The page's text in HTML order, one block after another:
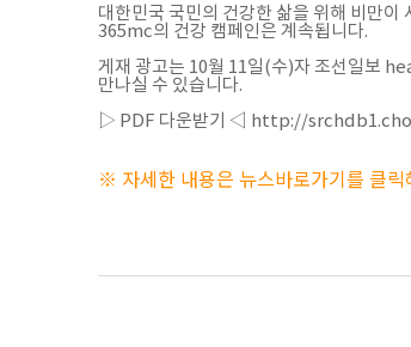
대한민국 국민의 건강한 삶을 위해 비만이
365mc의 건강 캠페인은 계속됩니다.
게재 광고는 10월 11일(수)자 조선일보
만나실 수 있습니다.
▷ PDF 다운받기 ◁ http://
※ 자세한 내용은 뉴스바로가기를 클릭